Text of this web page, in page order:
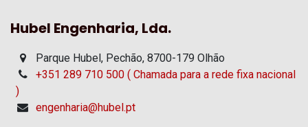
Hubel Engenharia, Lda.
Parque Hubel, Pechão, 8700-179 Olhão
+351 289 710 500 ( Chamada para a rede fixa nacional
)
engenharia@hubel.pt